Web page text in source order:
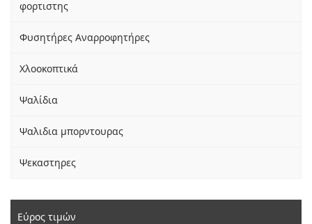
φορτιστης
Φυσητήρες Αναρροφητήρες
Χλοοκοπτικά
Ψαλίδια
Ψαλιδια μπορντουρας
Ψεκαστηρες
Εύρος τιμών